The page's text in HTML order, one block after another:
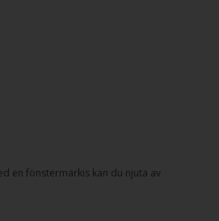
en fönstermarkis kan du njuta av